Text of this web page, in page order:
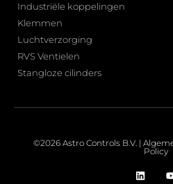
Industriële koppelingen
Klemmen
Luchtverzorging
RVS Ventielen
Stangloze cilinders
©2026 Astro Controls B.V. |
Policy